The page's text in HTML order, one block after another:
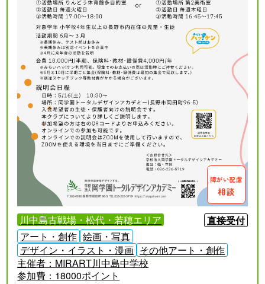
障がい配慮
相談
川中島古戦場・松代・若穂エリア
直接受付
アート・創作 絵画・写真
デザイン・イラスト・漫画 その他アート・創作
主催者： MIRART川中島中学校
参加費： 18000ポイント